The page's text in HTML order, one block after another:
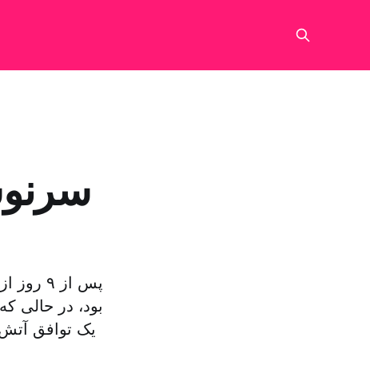
پس از
بود، در حالی
یک توافق